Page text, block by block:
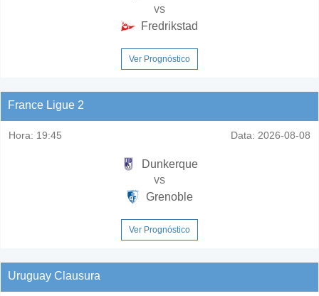
vs
Fredrikstad
Ver Prognóstico
France Ligue 2
Hora: 19:45 Data: 2026-08-08
Dunkerque
vs
Grenoble
Ver Prognóstico
Uruguay Clausura